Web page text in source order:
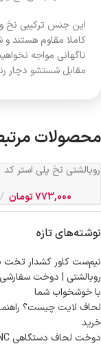
این جنس ترکیبی نخ
کاملا مقاوم هستند
ناگهانی مواجه
مقابل شستشو دچار
محصولات
روبالشتی نخ پلی استر کد 521
773,000تومان
نوشته‌های تازه
نیم‌ست کاور کشدار تخت
روبالشتی | دوخت
با خوشخواب شما
لحاف لایت چیست؟
خرید
دوخت لحاف دستگاهی CNC